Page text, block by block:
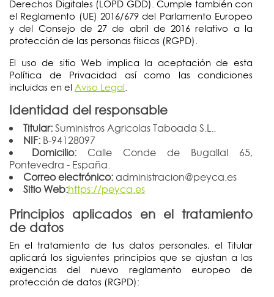
Derechos Digitales (LOPD GDD). Cumple también con
el Reglamento (UE) 2016/679 del Parlamento Europeo
y del Consejo de 27 de abril de 2016 relativo a la
protección de las personas físicas (RGPD).
El uso de sitio Web implica la aceptación de esta
Política de Privacidad así como las condiciones
incluidas en el Aviso Legal.
Identidad del responsable
Titular:Suministros Agricolas Taboada S.L..
NIF: B-94128097
Domicilio: Calle Conde de Bugallal 65,
Pontevedra - España.
Correo electrónico:administracion@peyca.es
Sitio Web:https://peyca.es
Principios aplicados en el tratamiento
de datos
En el tratamiento de tus datos personales, el Titular
aplicará los siguientes principios que se ajustan a las
exigencias del nuevo reglamento europeo de
protección de datos (RGPD):